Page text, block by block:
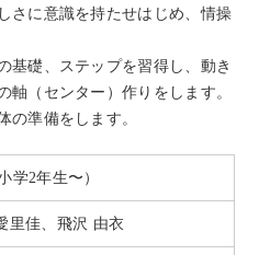
さに意識を持たせはじめ、情操
基礎、ステップを習得し、動き
軸（センター）作りをします。
の準備をします。
学2年生〜）
里佳、飛沢 由衣